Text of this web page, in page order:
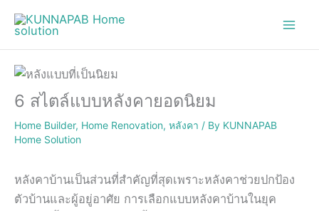
content
6 สไตล์แบบหลังคายอดนิยม
Home Builder, Home Renovation, หลังคา / By KUNNAPAB
Home Solution
หลังคาบ้านเป็นส่วนที่สำคัญที่สุดเพราะหลังคาช่วยปกป้อง
ตัวบ้านและผู้อยู่อาศัย การเลือกแบบหลังคาบ้านในยุค